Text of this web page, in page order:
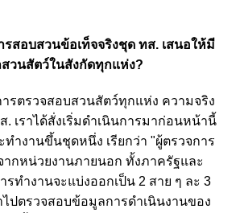
สอบสวนข้อเท็จจริงชุด ทส. เสนอให้มี
วนสัตว์ในสังกัดทุกแห่ง?
ารตรวจสอบสวนสัตว์ทุกแห่ง ความจริง
. เราได้สั่งเริ่มดำเนินการมาก่อนหน้านี้
ำงานขึ้นชุดหนึ่ง เรียกว่า "ผู้ตรวจการ
กหน่วยงานภายนอก ทั้งภาครัฐและ
รทำงานจะแบ่งออกเป็น 2 สาย ๆ ละ 3
ปตรวจสอบข้อมูลการดำเนินงานของ